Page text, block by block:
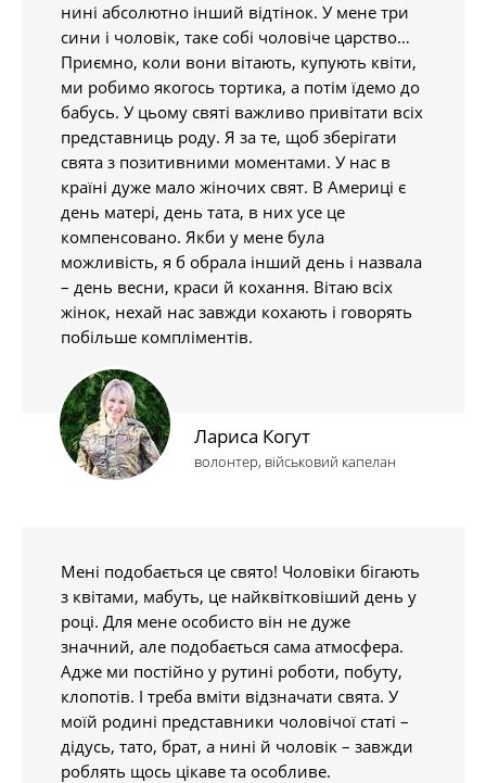
нині абсолютно інший відтінок. У мене три
сини і чоловік, таке собі чоловіче царство…
Приємно, коли вони вітають, купують квіти,
ми робимо якогось тортика, а потім їдемо до
бабусь. У цьому святі важливо привітати всіх
представниць роду. Я за те, щоб зберігати
свята з позитивними моментами. У нас в
країні дуже мало жіночих свят. В Америці є
день матері, день тата, в них усе це
компенсовано. Якби у мене була
можливість, я б обрала інший день і назвала
– день весни, краси й кохання. Вітаю всіх
жінок, нехай нас завжди кохають і говорять
побільше компліментів.
Лариса Когут
волонтер, військовий капелан
Мені подобається це свято! Чоловіки бігають
з квітами, мабуть, це найквітковіший день у
році. Для мене особисто він не дуже
значний, але подобається сама атмосфера.
Адже ми постійно у рутині роботи, побуту,
клопотів. І треба вміти відзначати свята. У
моїй родині представники чоловічої статі –
дідусь, тато, брат, а нині й чоловік – завжди
роблять щось цікаве та особливе.